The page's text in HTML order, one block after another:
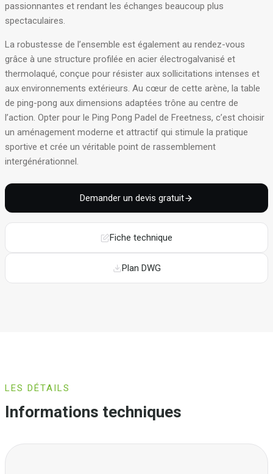
passionnantes et rendant les échanges beaucoup plus
spectaculaires.
La robustesse de l’ensemble est également au rendez-vous
grâce à une structure profilée en acier électrogalvanisé et
thermolaqué, conçue pour résister aux sollicitations intenses et
aux environnements extérieurs. Au cœur de cette arène, la table
de ping-pong aux dimensions adaptées trône au centre de
l’action. Opter pour le Ping Pong Padel de Freetness, c’est choisir
un aménagement moderne et attractif qui stimule la pratique
sportive et crée un véritable point de rassemblement
intergénérationnel.
Demander un devis gratuit
Fiche technique
Plan DWG
LES DÉTAILS
Informations techniques